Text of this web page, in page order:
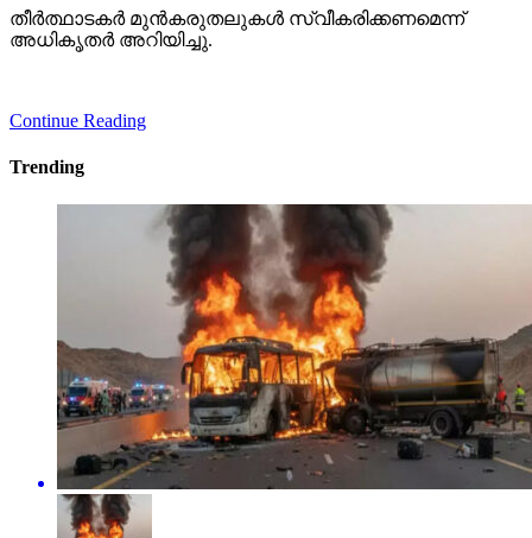
തീര്‍ത്ഥാടകര്‍ മുന്‍കരുതലുകള്‍ സ്വീകരിക്കണമെന്ന്
അധികൃതര്‍ അറിയിച്ചു.
Continue Reading
Trending